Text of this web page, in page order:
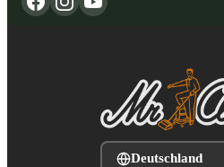
Deutschland